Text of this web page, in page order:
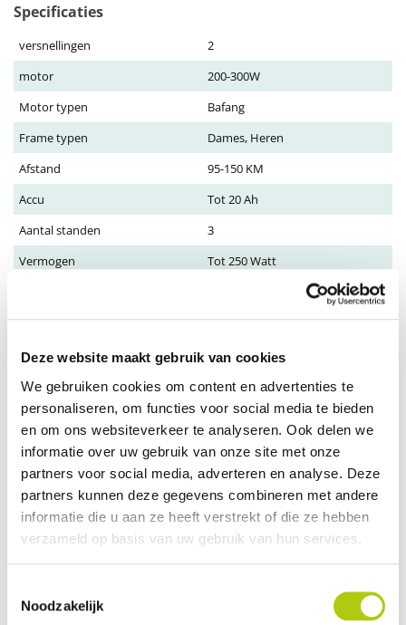
Deze website maakt gebruik van cookies
We gebruiken cookies om content en advertenties te
personaliseren, om functies voor social media te bieden
en om ons websiteverkeer te analyseren. Ook delen we
informatie over uw gebruik van onze site met onze
partners voor social media, adverteren en analyse. Deze
partners kunnen deze gegevens combineren met andere
informatie die u aan ze heeft verstrekt of die ze hebben
verzameld op basis van uw gebruik van hun services.
Noodzakelijk
Specificaties
versnellingen
2
motor
200-300W
Motor typen
Bafang
Frame typen
Dames, Heren
Afstand
95-150 KM
Accu
Tot 20 Ah
Aantal standen
3
Vermogen
Tot 250 Watt
maxsnelheid
25km/u
Brandstof
Elektrisch
Gewicht (kg)
36 kg
Plus- en minpunten
Verwisselbare accu
Stalen frame met tweelaags poedercoating
Geavanceerd kleurendisplay met range indicator
Omschrijving